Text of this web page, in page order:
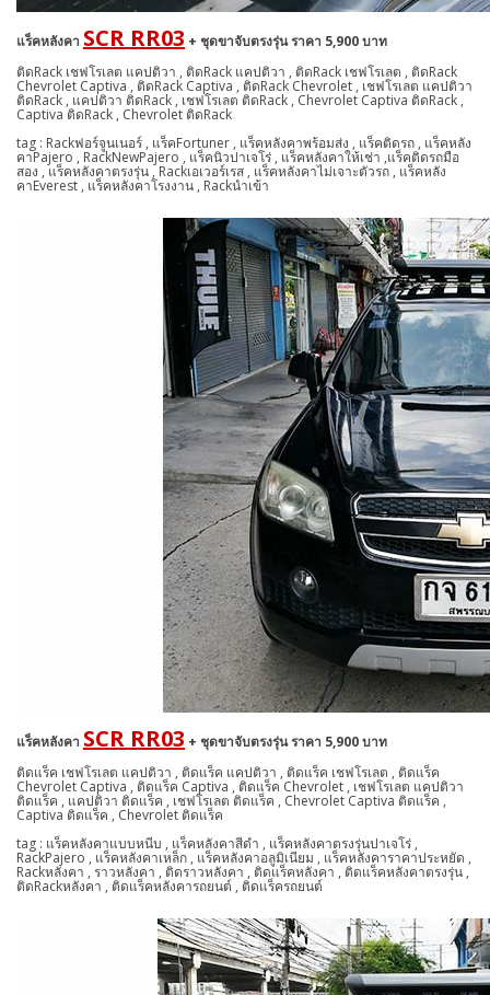
แร็คหลังคา SCR RR03 + ชุดขาจับตรงรุ่น ราคา 5,900 บาท
ติดRack เชฟโรเลต แคปติวา , ติดRack แคปติวา , ติดRack เชฟโรเลต , ติดRack
Chevrolet Captiva , ติดRack Captiva , ติดRack Chevrolet , เชฟโรเลต แคปติวา
ติดRack , แคปติวา ติดRack , เชฟโรเลต ติดRack , Chevrolet Captiva ติดRack ,
Captiva ติดRack , Chevrolet ติดRack
tag : Rackฟอร์จูนเนอร์ , แร็คFortuner , แร็คหลังคาพร้อมส่ง , แร็คติดรถ , แร็คหลัง
คาPajero , RackNewPajero , แร็คนิวปาเจโร่ , แร็คหลังคาให้เช่า ,แร็คติดรถมือ
สอง , แร็คหลังคาตรงรุ่น , Rackเอเวอร์เรส , แร็คหลังคาไม่เจาะตัวรถ , แร็คหลัง
คาEverest , แร็คหลังคาโรงงาน , Rackนำเข้า
แร็คหลังคา SCR RR03 + ชุดขาจับตรงรุ่น ราคา 5,900 บาท
ติดแร็ค เชฟโรเลต แคปติวา , ติดแร็ค แคปติวา , ติดแร็ค เชฟโรเลต , ติดแร็ค
Chevrolet Captiva , ติดแร็ค Captiva , ติดแร็ค Chevrolet , เชฟโรเลต แคปติวา
ติดแร็ค , แคปติวา ติดแร็ค , เชฟโรเลต ติดแร็ค , Chevrolet Captiva ติดแร็ค ,
Captiva ติดแร็ค , Chevrolet ติดแร็ค
tag : แร็คหลังคาแบบหนีบ , แร็คหลังคาสีดำ , แร็คหลังคาตรงรุ่นปาเจโร่ ,
RackPajero , แร็คหลังคาเหล็ก , แร็คหลังคาอลูมิเนียม , แร็คหลังคาราคาประหยัด ,
Rackหลังคา , ราวหลังคา , ติดราวหลังคา , ติดแร็คหลังคา , ติดแร็คหลังคาตรงรุ่น ,
ติดRackหลังคา , ติดแร็คหลังคารถยนต์ , ติดแร็ครถยนต์